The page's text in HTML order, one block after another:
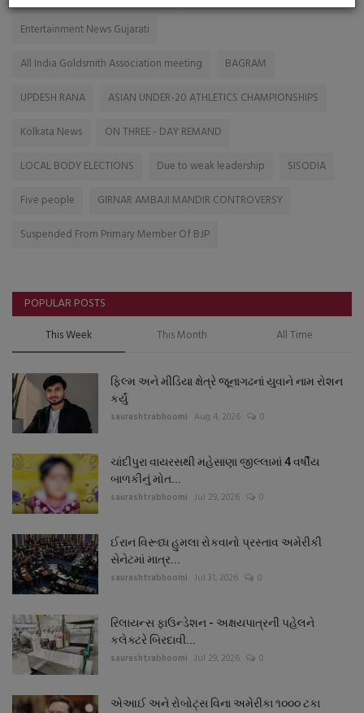
Entertainment News Gujarati
All India Goldsmith Association meeting
BAGRAM
UPDESH RANA
ASIAN UNDER-20 ATHLETICS CHAMPIONSHIPS
Kolkata News
ON THREE - DAY REMAND
LOCAL BODY ELECTIONS
Due to weak leadership
SISODIA
Five people
GIRNAR AMBAJI MANDIR CONTROVERSY
Suspended From Primary Member Of BJP
POPULAR POSTS
This Week This Month All Time
ફિલ્મ અને મીડિયા ક્ષેત્રે જૂનાગઢનાં યુવાને નામ રોશન
કર્યું
saurashtrabhoomi Aug 4, 2026 0
ચાંદીપુરા વાયરસથી મહેસાણા જીલ્લામાં 4 વર્ષીય
બાળકીનું મોત...
saurashtrabhoomi Jul 29, 2026 0
ઈરાન વિરૂધ્ધ હુમલા રોકવાનો પ્રસ્તાવ અમેરીકી
સેનેટમાં માત્ર...
saurashtrabhoomi Jul 31, 2026 0
રિલાયન્સ ફાઉન્ડેશન - અક્ષયપાત્રની પહેલને
કલેક્ટરે બિરદાવી...
saurashtrabhoomi Jul 29, 2026 0
એઆઈ અને રોબોટ્સ વિના અમેરીકા ૧૦૦૦ ટકા